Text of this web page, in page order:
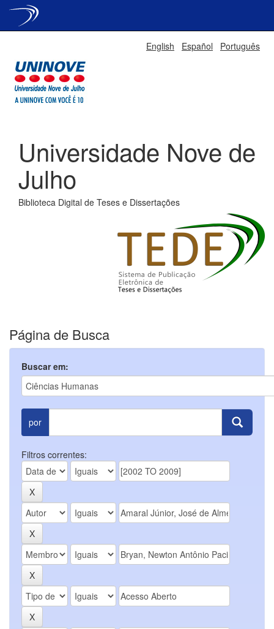
English Español Português
Universidade Nove de
Julho
Biblioteca Digital de Teses e Dissertações
Página de Busca
Buscar em:
por
Filtros correntes: